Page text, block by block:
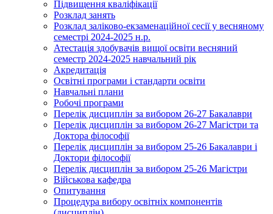
Підвищення кваліфікації
Розклад занять
Розклад заліково-екзаменаційної сесії у весняному
семестрі 2024-2025 н.р.
Атестація здобувачів вищої освіти весняний
семестр 2024-2025 навчальний рік
Акредитація
Освітні програми і стандарти освіти
Навчальні плани
Робочі програми
Перелік дисциплін за вибором 26-27 Бакалаври
Перелік дисциплін за вибором 26-27 Магістри та
Доктора філософії
Перелік дисциплін за вибором 25-26 Бакалаври і
Доктори філософії
Перелік дисциплін за вибором 25-26 Магістри
Військова кафедра
Опитування
Процедура вибору освітніх компонентів